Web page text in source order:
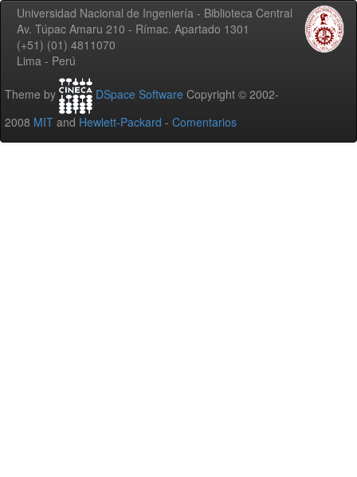
Universidad Nacional de Ingeniería - Biblioteca Central
Av. Túpac Amaru 210 - Rímac. Apartado 1301
(+51) (01) 4811070
Lima - Perú
Theme by DSpace Software Copyright © 2002-
2008 MIT and Hewlett-Packard - Comentarios